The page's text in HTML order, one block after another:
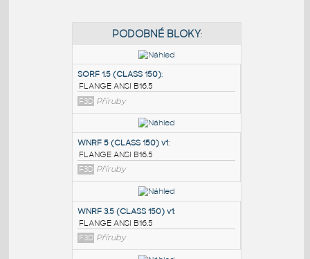
PODOBNÉ BLOKY
SORF 1.5 (CLASS 150):
FLANGE ANSI B16.5
F3D Příruby